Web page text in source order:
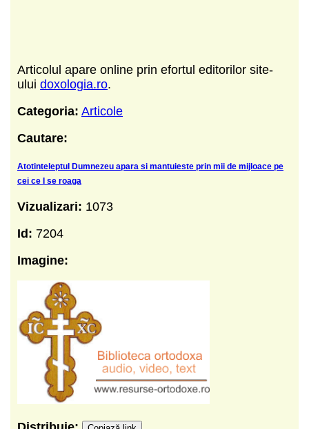
Articolul apare online prin efortul editorilor site-
ului doxologia.ro.
Categoria: Articole
Cautare:
Atotinteleptul Dumnezeu apara si mantuieste prin mii de mijloace pe
cei ce I se roaga
Vizualizari: 1073
Id: 7204
Imagine: